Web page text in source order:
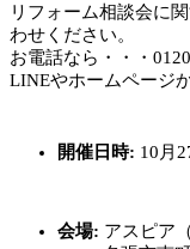
リフォーム相談会に
わせください。
お電話なら・・・
LINEやホームページ
開催日時: 10月
会場: アスピア